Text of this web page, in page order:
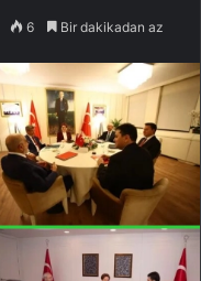
6 Bir dakikadan az